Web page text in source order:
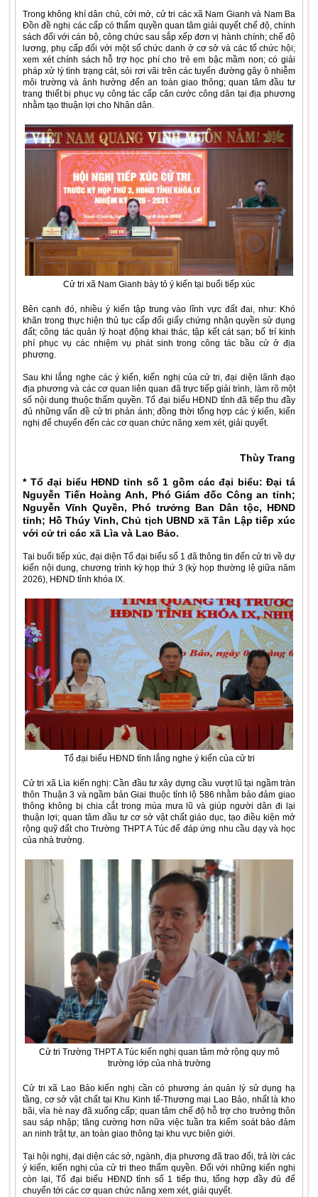
Trong không khí dân chủ, cởi mở, cử tri các xã Nam Gianh và Nam Ba
Đồn đề nghị các cấp có thẩm quyền quan tâm giải quyết chế độ, chính
sách đối với cán bộ, công chức sau sắp xếp đơn vị hành chính; chế độ
lương, phụ cấp đối với một số chức danh ở cơ sở và các tổ chức hội;
xem xét chính sách hỗ trợ học phí cho trẻ em bậc mầm non; có giải
pháp xử lý tình trạng cát, sỏi rơi vãi trên các tuyến đường gây ô nhiễm
môi trường và ảnh hưởng đến an toàn giao thông; quan tâm đầu tư
trang thiết bị phục vụ công tác cấp căn cước công dân tại địa phương
nhằm tạo thuận lợi cho Nhân dân.
Cử tri xã Nam Gianh bày tỏ ý kiến tại buổi tiếp xúc
Bên cạnh đó, nhiều ý kiến tập trung vào lĩnh vực đất đai, như: Khó
khăn trong thực hiện thủ tục cấp đổi giấy chứng nhận quyền sử dụng
đất; công tác quản lý hoạt động khai thác, tập kết cát sạn; bố trí kinh
phí phục vụ các nhiệm vụ phát sinh trong công tác bầu cử ở địa
phương.
Sau khi lắng nghe các ý kiến, kiến nghị của cử tri, đại diện lãnh đạo
địa phương và các cơ quan liên quan đã trực tiếp giải trình, làm rõ một
số nội dung thuộc thẩm quyền. Tổ đại biểu HĐND tỉnh đã tiếp thu đầy
đủ những vấn đề cử tri phản ánh; đồng thời tổng hợp các ý kiến, kiến
nghị để chuyển đến các cơ quan chức năng xem xét, giải quyết.
Thùy Trang
* Tổ đại biểu HĐND tỉnh số 1 gồm các đại biểu: Đại tá
Nguyễn Tiến Hoàng Anh, Phó Giám đốc Công an tỉnh;
Nguyễn Vĩnh Quyền, Phó trưởng Ban Dân tộc, HĐND
tỉnh; Hồ Thúy Vinh, Chủ tịch UBND xã Tân Lập tiếp xúc
với cử tri các xã Lìa và Lao Bảo.
Tại buổi tiếp xúc, đại diện Tổ đại biểu số 1 đã thông tin đến cử tri về dự
kiến nội dung, chương trình kỳ họp thứ 3 (kỳ họp thường lệ giữa năm
2026), HĐND tỉnh khóa IX.
Tổ đại biểu HĐND tỉnh lắng nghe ý kiến của cử tri
Cử tri xã Lìa kiến nghị: Cần đầu tư xây dựng cầu vượt lũ tại ngầm tràn
thôn Thuận 3 và ngầm bản Giai thuộc tỉnh lộ 586 nhằm bảo đảm giao
thông không bị chia cắt trong mùa mưa lũ và giúp người dân đi lại
thuận lợi; quan tâm đầu tư cơ sở vật chất giáo dục, tạo điều kiện mở
rộng quỹ đất cho Trường THPT A Túc để đáp ứng nhu cầu dạy và học
của nhà trường.
Cử tri Trường THPT A Túc kiến nghị quan tâm mở rộng quy mô
trường lớp của nhà trường
Cử tri xã Lao Bảo kiến nghị cần có phương án quản lý sử dụng hạ
tầng, cơ sở vật chất tại Khu Kinh tế-Thương mại Lao Bảo, nhất là kho
bãi, vỉa hè nay đã xuống cấp; quan tâm chế độ hỗ trợ cho trưởng thôn
sau sáp nhập; tăng cường hơn nữa việc tuần tra kiểm soát bảo đảm
an ninh trật tự, an toàn giao thông tại khu vực biên giới.
Tại hội nghị, đại diện các sở, ngành, địa phương đã trao đổi, trả lời các
ý kiến, kiến nghị của cử tri theo thẩm quyền. Đối với những kiến nghị
còn lại, Tổ đại biểu HĐND tỉnh số 1 tiếp thu, tổng hợp đầy đủ để
chuyển tới các cơ quan chức năng xem xét, giải quyết.